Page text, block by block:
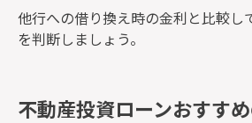
他行への借り換え時の金利と比較し
を判断しましょう。
不動産投資ローンおすす